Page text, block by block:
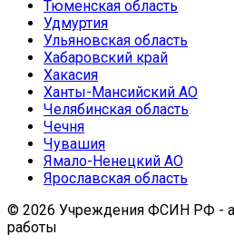
Тюменская область
Удмуртия
Ульяновская область
Хабаровский край
Хакасия
Ханты-Мансийский АО
Челябинская область
Чечня
Чувашия
Ямало-Ненецкий АО
Ярославская область
© 2026 Учреждения ФСИН РФ -
работы